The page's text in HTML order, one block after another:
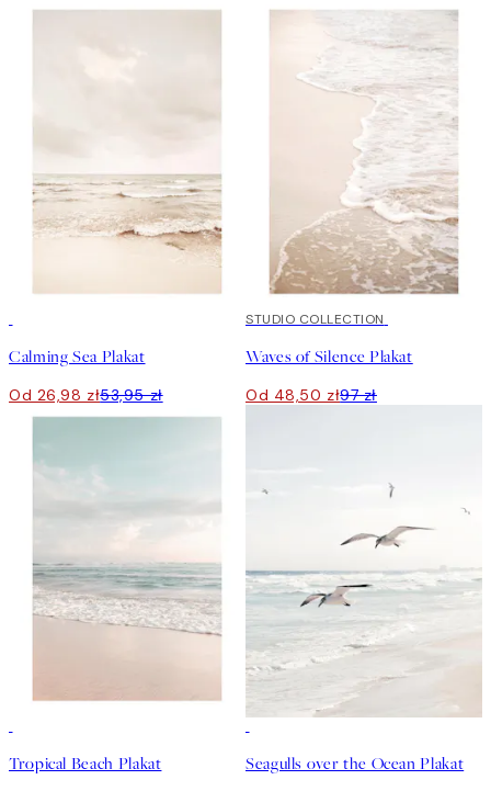
Calming Sea Plakat
Od 26,98 zł53,95 zł
50%*
STUDIO COLLECTION
Waves of Silence Plakat
Od 48,50 zł97 zł
Tropical Beach Plakat Seagulls over the Ocean Plakat